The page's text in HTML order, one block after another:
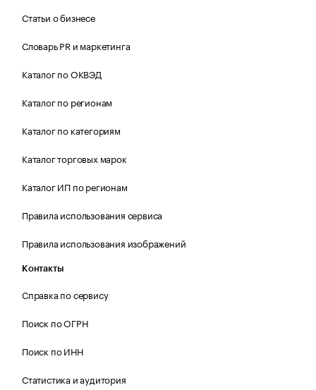
Статьи о бизнесе
Словарь PR и маркетинга
Каталог по ОКВЭД
Каталог по регионам
Каталог по категориям
Каталог торговых марок
Каталог ИП по регионам
Правила использования сервиса
Правила использования изображений
Контакты
Справка по сервису
Поиск по ОГРН
Поиск по ИНН
Статистика и аудитория